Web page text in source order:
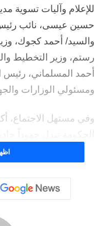
للإعلام وآليات تسوية
حسين عيسى، نائب رئيس
والسيد/ أحمد كجوك،
رستم، وزير التخطيط
أحمد المسلماني، رئيس
ومسئولي الوزارات
وفي مستهل الاجتماع،
وتطوير الهيئات
مكانتها، ومنها الهيئة
أثرها الإعلامي
مع رئيس الهيئة الوطنية